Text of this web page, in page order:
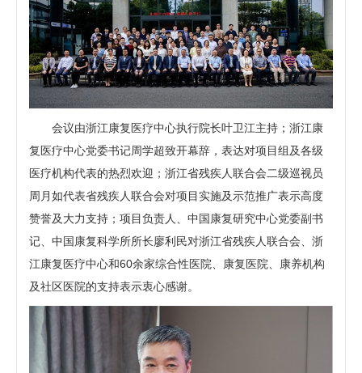
会议由浙江康复医疗中心执行院长叶卫江主持；浙江康
复医疗中心党委书记周学超致开幕辞，表达对项目组及各级
医疗机构代表的热烈欢迎；浙江省残疾人联合会二级巡视员
周月如代表省残疾人联合会对项目实施及示范推广表示高度
赞誉及大力支持；项目负责人、中国康复研究中心党委副书
记、中国康复科学所所长廖利民对浙江省残疾人联合会、浙
江康复医疗中心和60余家综合性医院、康复医院、康养机构
及社区医院的支持表示衷心感谢。